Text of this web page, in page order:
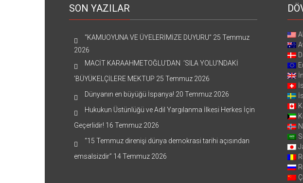
SON YAZILAR
“KAMUOYUNA VE ÜYELERİMİZE DUYURU” 25 Temmuz
2026
MACİT KARAAHMETOĞLU’DAN ‘SILA YOLU’NDAKİ
’BÜYÜKELÇİLERE MEKTUP 25 Temmuz 2026
Dünyanın en büyüğü İspanya! 20 Temmuz 2026
Hukukun Üstünlüğü ve Adil Yargılanma İlkesi Herkes İçin
Geçerlidir! 16 Temmuz 2026
“15 Temmuz direnişi dünya demokrasi tarihi açısından
emsalsizdir” 14 Temmuz 2026